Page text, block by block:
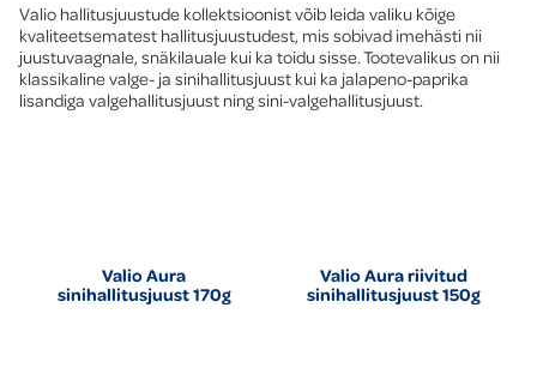
Valio hallitusjuustude kollektsioonist võib leida valiku kõige
kvaliteetsematest hallitusjuustudest, mis sobivad imehästi nii
juustuvaagnale, snäkilauale kui ka toidu sisse. Tootevalikus on nii
klassikaline valge- ja sinihallitusjuust kui ka jalapeno-paprika
lisandiga valgehallitusjuust ning sini-valgehallitusjuust.
Valio Aura
sinihallitusjuust 170g
Valio Aura riivitud
sinihallitusjuust 150g